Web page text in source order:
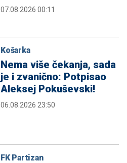
07.08.2026 00:11
Košarka
Nema više čekanja, sada
je i zvanično: Potpisao
Aleksej Pokuševski!
06.08.2026 23:50
FK Partizan